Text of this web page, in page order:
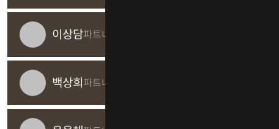
이상담파트너 변리사
백상희 파트너 변리사